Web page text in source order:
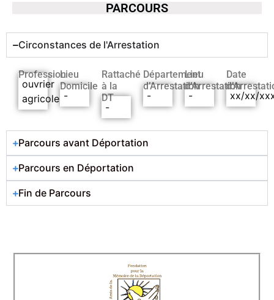
PARCOURS
Circonstances de l'Arrestation
Profession
ouvrier
agricole
Lieu
Domicile
-
Rattaché
à la
DT
-
Département
d’Arrestation
-
Lieu
d’Arrestation
-
Date
xx/xx/
Parcours avant Déportation
Parcours en Déportation
Fin de Parcours